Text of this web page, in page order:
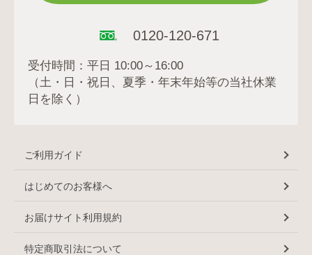
0120-120-671
受付時間：平日 10:00～16:00
（土・日・祝日、夏季・年末年始等の当社休業
日を除く）
ご利用ガイド
はじめてのお客様へ
お届けサイト利用規約
特定商取引法について